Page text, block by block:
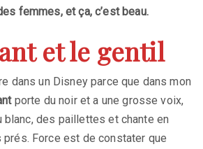
femmes, et ça, c’est beau.
et le gentil
dans un Disney parce que dans mon
porte du noir et a une grosse voix,
blanc, des paillettes et chante en
prés. Force est de constater que